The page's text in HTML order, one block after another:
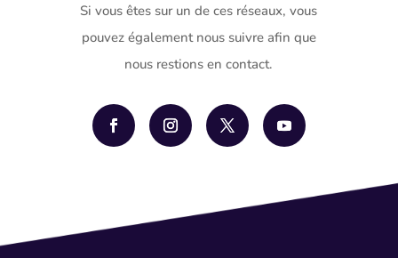
Si vous êtes sur un de ces réseaux, vous
pouvez également nous suivre afin que
nous restions en contact.